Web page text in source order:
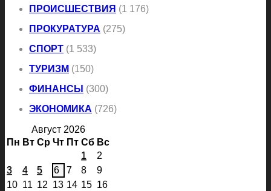
ПРОИСШЕСТВИЯ (1 176)
ПРОКУРАТУРА (275)
СПОРТ (1 533)
ТУРИЗМ (150)
ФИНАНСЫ (300)
ЭКОНОМИКА (726)
Август 2026
Пн Вт Ср Чт Пт Сб Вс
1
2
3
4 5 6 7 8
9
10 11 12 13 14 15 16